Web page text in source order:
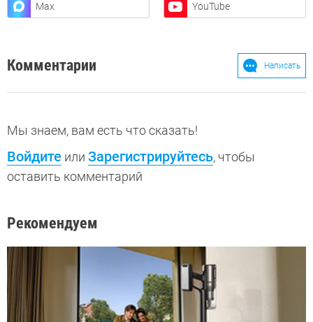
Max YouTube
Комментарии Написать
Мы знаем, вам есть что сказать!
Войдите или Зарегистрируйтесь, чтобы
оставить комментарий
Рекомендуем